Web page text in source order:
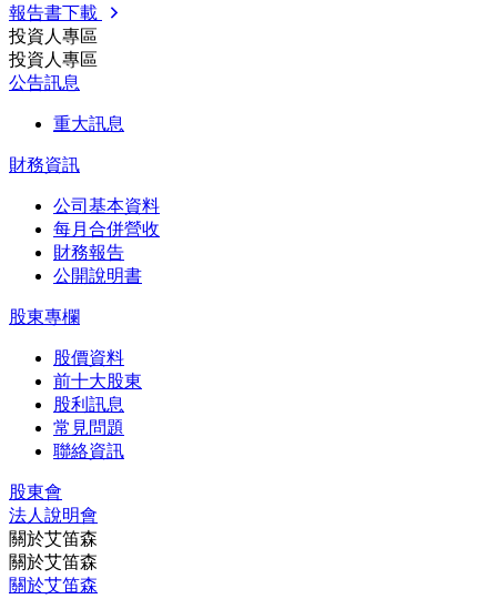
報告書下載
投資人專區
投資人專區
公告訊息
重大訊息
財務資訊
公司基本資料
每月合併營收
財務報告
公開說明書
股東專欄
股價資料
前十大股東
股利訊息
常見問題
聯絡資訊
股東會
法⼈說明會
關於艾笛森
關於艾笛森
關於艾笛森